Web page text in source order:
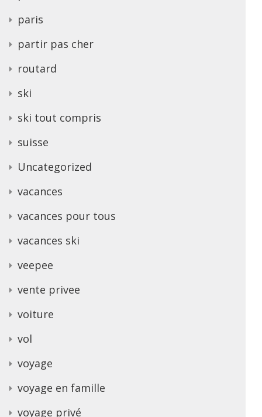
paris
partir pas cher
routard
ski
ski tout compris
suisse
Uncategorized
vacances
vacances pour tous
vacances ski
veepee
vente privee
voiture
vol
voyage
voyage en famille
voyage privé